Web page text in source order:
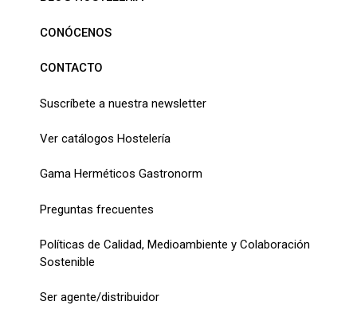
CONÓCENOS
CONTACTO
Suscríbete a nuestra newsletter
Ver catálogos Hostelería
Gama Herméticos Gastronorm
Preguntas frecuentes
Políticas de Calidad, Medioambiente y Colaboración
Sostenible
Ser agente/distribuidor